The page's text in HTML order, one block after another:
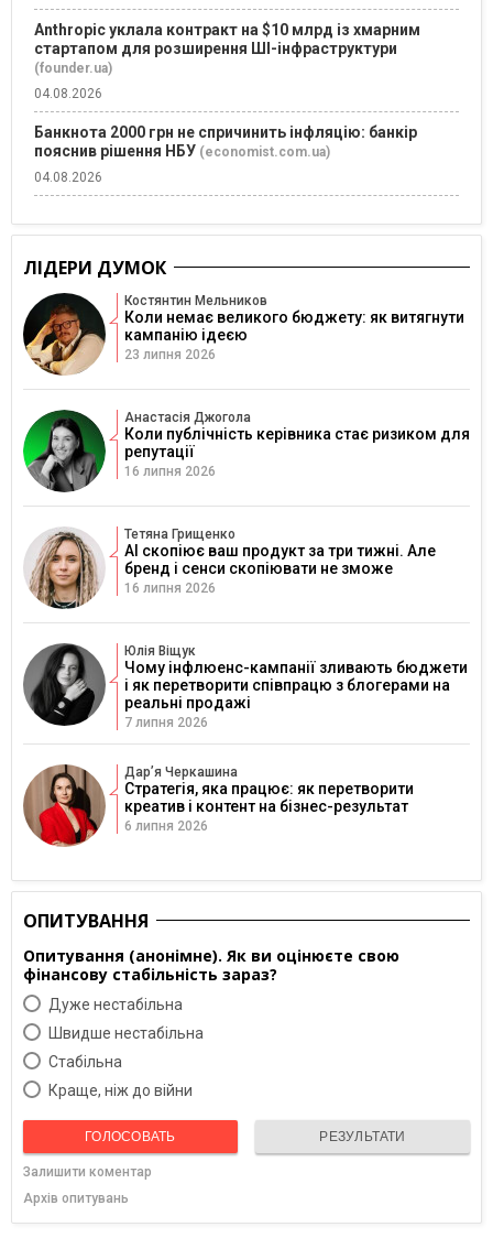
Anthropic уклала контракт на $10 млрд із хмарним
стартапом для розширення ШІ-інфраструктури
(founder.ua)
04.08.2026
Банкнота 2000 грн не спричинить інфляцію: банкір
пояснив рішення НБУ (economist.com.ua)
04.08.2026
ЛІДЕРИ ДУМОК
Костянтин Мельников
Коли немає великого бюджету: як витягнути
кампанію ідеєю
23 липня 2026
Анастасія Джогола
Коли публічність керівника стає ризиком для
репутації
16 липня 2026
Тетяна Грищенко
AI скопіює ваш продукт за три тижні. Але
бренд і сенси скопіювати не зможе
16 липня 2026
Юлія Віщук
Чому інфлюенс-кампанії зливають бюджети
і як перетворити співпрацю з блогерами на
реальні продажі
7 липня 2026
Дарʼя Черкашина
Стратегія, яка працює: як перетворити
креатив і контент на бізнес-результат
6 липня 2026
ОПИТУВАННЯ
Опитування (анонімне). Як ви оцінюєте свою
фінансову стабільність зараз?
Дуже нестабільна
Швидше нестабільна
Cтабільна
Краще, ніж до війни
ГОЛОСОВАТЬ РЕЗУЛЬТАТИ
Залишити коментар
Архів опитувань